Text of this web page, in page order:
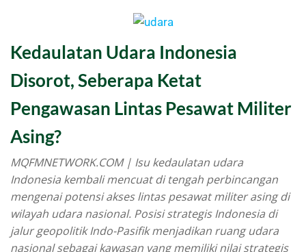
Kedaulatan Udara Indonesia
Disorot, Seberapa Ketat
Pengawasan Lintas Pesawat Militer
Asing?
MQFMNETWORK.COM | Isu kedaulatan udara
Indonesia kembali mencuat di tengah perbincangan
mengenai potensi akses lintas pesawat militer asing di
wilayah udara nasional. Posisi strategis Indonesia di
jalur geopolitik Indo-Pasifik menjadikan ruang udara
nasional sebagai kawasan yang memiliki nilai strategis